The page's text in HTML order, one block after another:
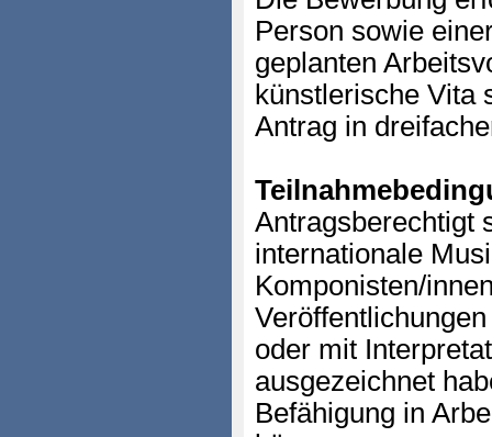
Person sowie
geplanten
künstlerische Vita
Antrag in
Antragsberechtigt
internationale
Komponisten/
oder mit
ausgezeichnet
Befähigung in